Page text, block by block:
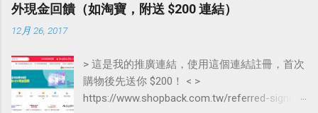
外現金回饋（如淘寶，附送 $200 連結）
12月 26, 2017
> 這是我的推廣連結，使用這個連結註冊，首次
購物後先送你 $200！ < >
https://www.shopback.com.tw/referred-signup-